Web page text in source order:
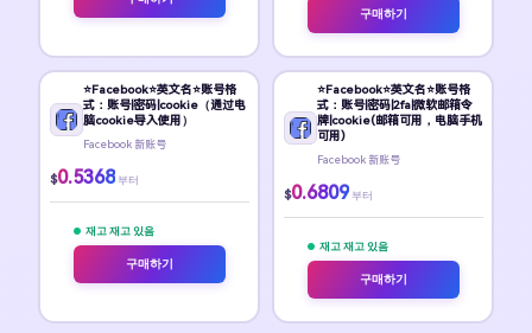
구매하기
⭐Facebook⭐英文名⭐账号格
式：账号|密码|cookie（通过电
脑cookie导入使用）
Facebook 新账号
$0.5368 부터
재고 재고 있음
구매하기
⭐Facebook⭐英文名⭐账号格
式：账号|密码|2fa|微软邮箱令
牌|cookie(邮箱可用，电脑手机
可用)
Facebook 新账号
$0.6809 부터
재고 재고 있음
구매하기